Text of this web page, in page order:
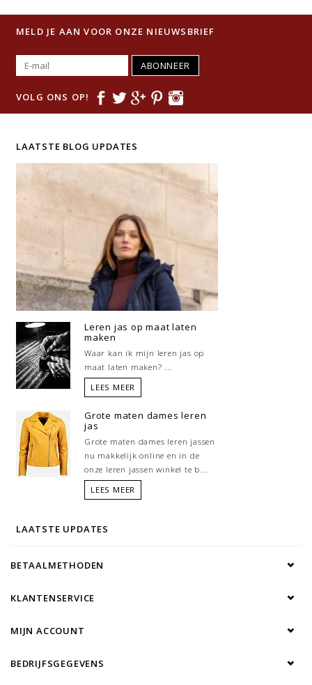
MELD JE AAN VOOR ONZE NIEUWSBRIEF
ABONNEER
VOLG ONS OP!
LAATSTE BLOG UPDATES
Leren jas op maat laten
maken
Waar kan ik mijn leren jas op
maat laten maken? ...
LEES MEER
Grote maten dames leren
jas
Grote maten dames leren jassen
nu makkelijk online en in de
onze leren jassen winkel te b...
LEES MEER
LAATSTE UPDATES
BETAALMETHODEN
KLANTENSERVICE
MIJN ACCOUNT
BEDRIJFSGEGEVENS